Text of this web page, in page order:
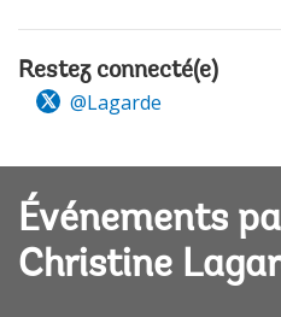
Restez connecté(e)
@Lagarde
Événements
Christine